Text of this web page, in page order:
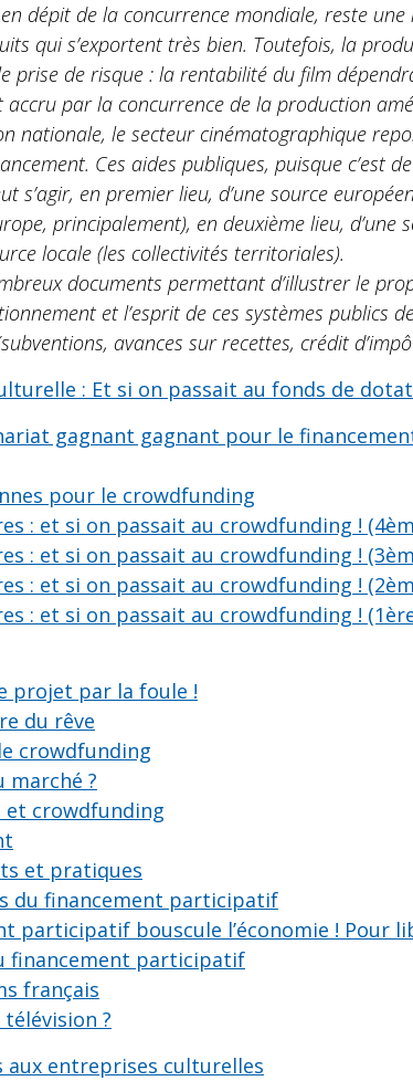
dépit de la concurrence mondiale, reste une
qui s’exportent très bien. Toutefois, la
prise de risque : la rentabilité du film
accru par la concurrence de la production
nationale, le secteur cinématographique
Ces aides publiques, puisque c’est de
s’agir, en premier lieu, d’une source
principalement), en deuxième lieu, d’une
locale (les collectivités territoriales).
documents permettant d’illustrer le
et l’esprit de ces systèmes publics
avances sur recettes, crédit
: Et si on passait au fonds de
gagnant gagnant pour le
pour le crowdfunding
: et si on passait au crowdfunding !
: et si on passait au crowdfunding !
: et si on passait au crowdfunding !
: et si on passait au crowdfunding !
projet par la foule !
du rêve
crowdfunding
marché ?
et crowdfunding
et pratiques
du financement participatif
participatif bouscule l’économie ! Pour
financement participatif
français
?
aux entreprises culturelles